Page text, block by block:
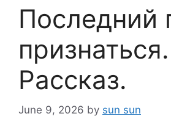
Последний
признаться.
Рассказ.
June 9, 2026 by sun sun